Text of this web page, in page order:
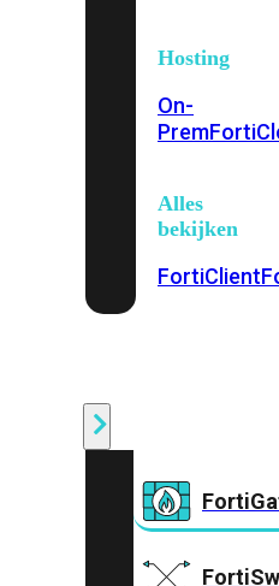
Hosting
On-
Prem
Alles
bekijken
FortiClient